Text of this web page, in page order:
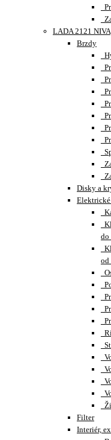
LADA 2121
Brzdy
Disky a
do
od
Filter
Interiér,